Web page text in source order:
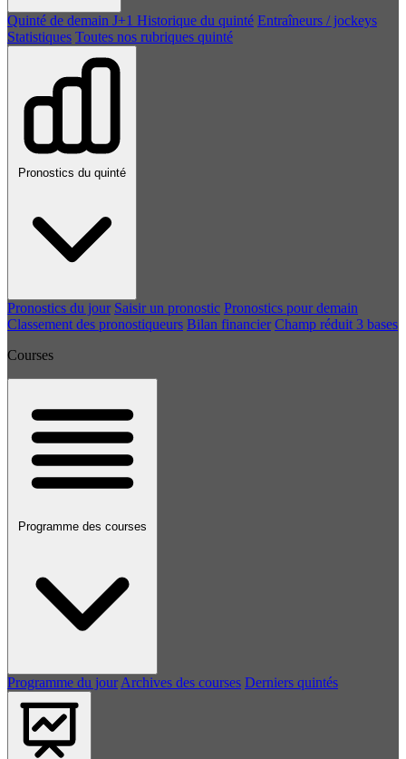
Quinté de demain J+1 Historique du quinté Entraîneurs / jockeys
Statistiques Toutes nos rubriques quinté
Pronostics du quinté
Pronostics du jour Saisir un pronostic Pronostics pour demain
Classement des pronostiqueurs Bilan financier Champ réduit 3 bases
Courses
Programme des courses
Programme du jour Archives des courses Derniers quintés